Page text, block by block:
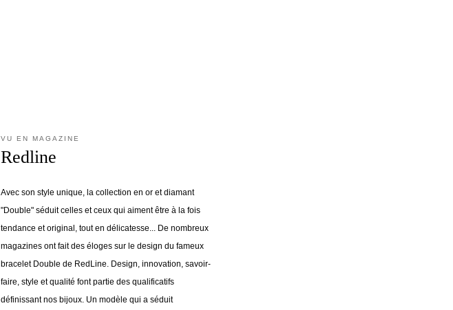
VU EN MAGAZINE
Redline
Avec son style unique, la collection en or et diamant
"Double" séduit celles et ceux qui aiment être à la fois
tendance et original, tout en délicatesse... De nombreux
magazines ont fait des éloges sur le design du fameux
bracelet Double de RedLine. Design, innovation, savoir-
faire, style et qualité font partie des qualificatifs
définissant nos bijoux. Un modèle qui a séduit